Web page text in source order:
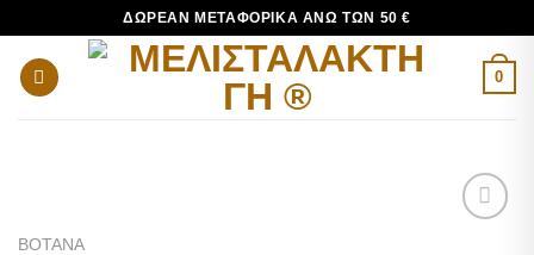
περιεχόμενο
ΔΩΡΕΆΝ ΜΕΤΑΦΟΡΙΚΆ ΆΝΩ ΤΩΝ 50 €
0
ΒΟΤΑΝΑ